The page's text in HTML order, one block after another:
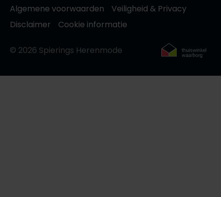
Algemene voorwaarden
Veiligheid & Privacy
Disclaimer
Cookie informatie
© 2026 Spierings Herenmode